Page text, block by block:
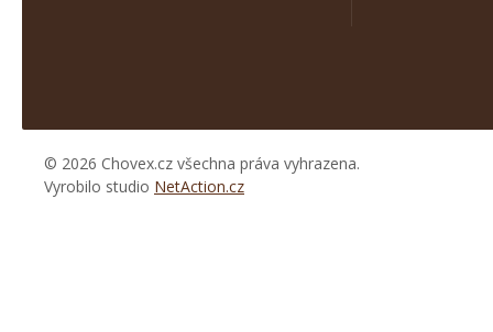
© 2026 Chovex.cz všechna práva vyhrazena.
Vyrobilo studio NetAction.cz